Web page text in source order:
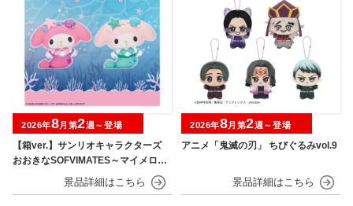
【箱ver.】サンリオキャラクターズ
おおきなSOFVIMATES～マイメロデ
ィ マーメイドver. ～
2026年8月第2週～登場
アニメ「鬼滅の刃」 ちびぐるみvol.9
2026年8月第2週～登場